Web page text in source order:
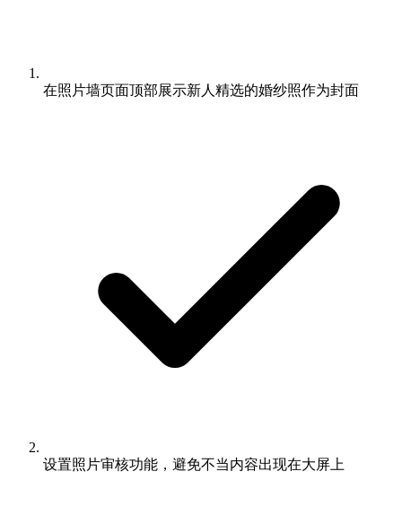
在照片墙页面顶部展示新人精选的婚纱照作为封面
设置照片审核功能，避免不当内容出现在大屏上